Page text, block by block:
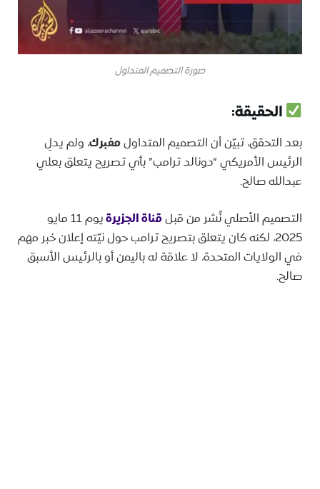
صورة التصميم المتداول
الحقيقة:
بعد التحقق، تبيّن أن التصميم المتداولمفبرك، ولم يدلِ
الرئيس الأمريكي “دونالد ترامب” بأي تصريح يتعلق بعلي
عبدالله صالح.
التصميم الأصلي نُشر من قبلقناة الجزيرة
يوم 11 مايو
2025، لكنه كان يتعلق بتصريح ترامب حول نيّته إعلان خبر مهم
في الولايات المتحدة، لا علاقة له باليمن أو بالرئيس الأسبق
صالح.